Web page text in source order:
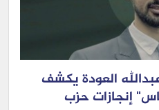
العودة يكشف
إنجازات حزب